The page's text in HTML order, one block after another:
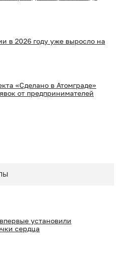
в 2026 году уже выросло на
«Сделано в Атомграде»
от предпринимателей
установили
сердца